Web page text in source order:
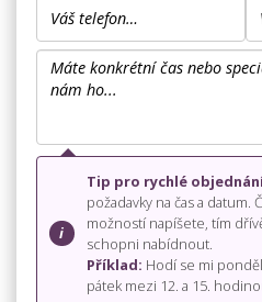
Tip pro rychlé
požadavky na čas a
možností napíšete, tím
schopni nabídnout.
Příklad: Hodí se mi
pátek mezi 12. a 15.